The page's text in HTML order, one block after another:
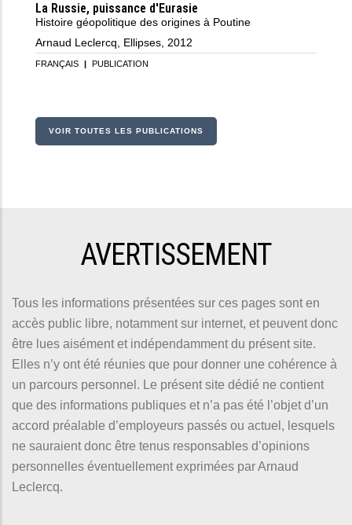
La Russie, puissance d'Eurasie
Histoire géopolitique des origines à Poutine
Arnaud Leclercq, Ellipses, 2012
FRANÇAIS PUBLICATION
VOIR TOUTES LES PUBLICATIONS
AVERTISSEMENT
Tous les informations présentées sur ces pages sont en
accès public libre, notamment sur internet, et peuvent donc
être lues aisément et indépendamment du présent site.
Elles n’y ont été réunies que pour donner une cohérence à
un parcours personnel. Le présent site dédié ne contient
que des informations publiques et n’a pas été l’objet d’un
accord préalable d’employeurs passés ou actuel, lesquels
ne sauraient donc être tenus responsables d’opinions
personnelles éventuellement exprimées par Arnaud
Leclercq.